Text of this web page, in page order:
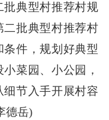
典型村推荐村规
批典型村推荐村
件，规划好典型
菜园、小公园，
节入手开展村容
德岳)